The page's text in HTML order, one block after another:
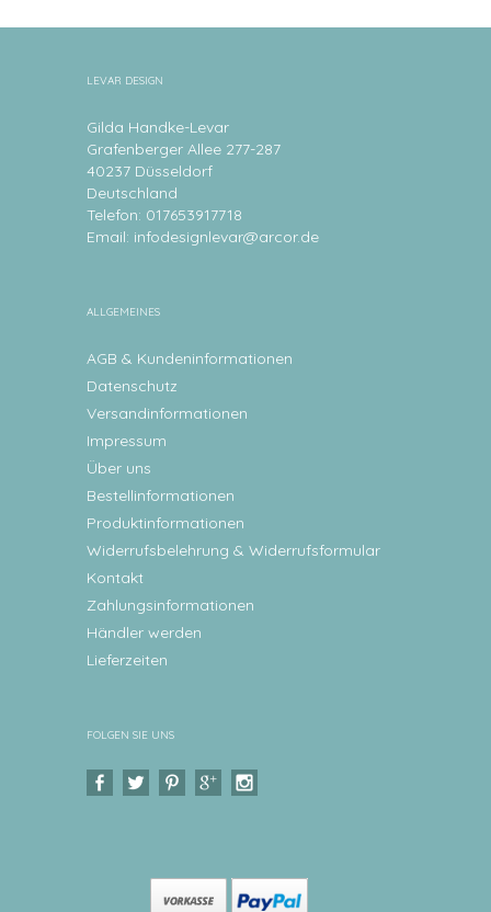
LEVAR DESIGN
Gilda Handke-Levar
Grafenberger Allee 277-287
40237 Düsseldorf
Deutschland
Telefon: 017653917718
Email: infodesignlevar@arcor.de
ALLGEMEINES
AGB & Kundeninformationen
Datenschutz
Versandinformationen
Impressum
Über uns
Bestellinformationen
Produktinformationen
Widerrufsbelehrung & Widerrufsformular
Kontakt
Zahlungsinformationen
Händler werden
Lieferzeiten
FOLGEN SIE UNS